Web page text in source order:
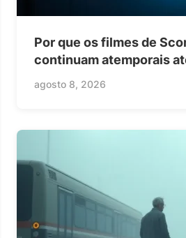
Por que os filmes de
continuam atemporais
agosto 8, 2026